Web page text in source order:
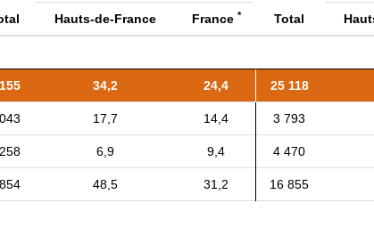
Hauts-de-France France * Total
34,2 24,4 25 118
17,7 14,4 3 793
6,9 9,4 4 470
48,5 31,2 16 855